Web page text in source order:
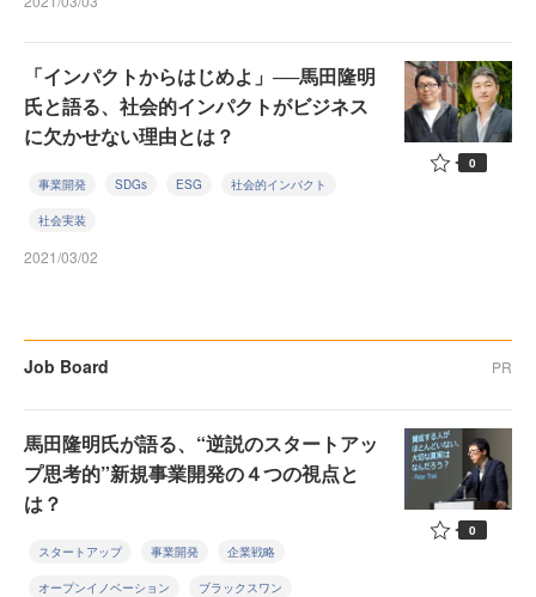
「インパクトからはじめよ」──馬田隆明
氏と語る、社会的インパクトがビジネス
に欠かせない理由とは？
事業開発 SDGs ESG 社会的インパクト
社会実装
2021/03/02
0
Job Board PR
馬田隆明氏が語る、“逆説のスタートアッ
プ思考的”新規事業開発の４つの視点と
は？
スタートアップ 事業開発 企業戦略
オープンイノベーション ブラックスワン
0